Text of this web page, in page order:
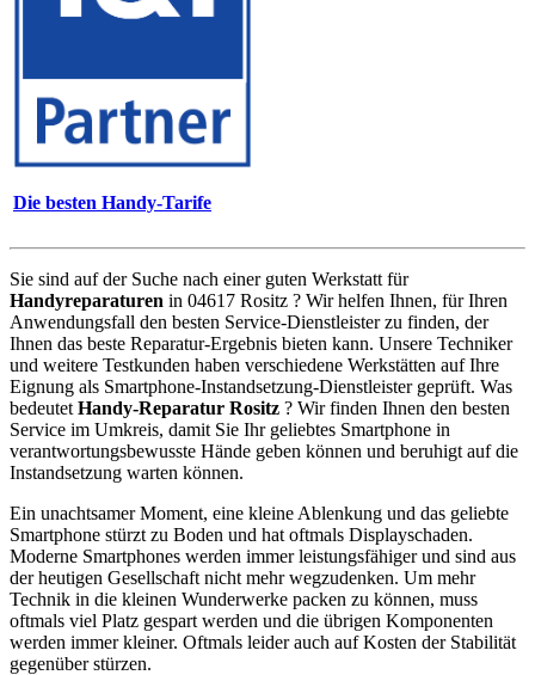
Die besten Handy-Tarife
Sie sind auf der Suche nach einer guten Werkstatt für
Handyreparaturen in 04617 Rositz ? Wir helfen Ihnen, für Ihren
Anwendungsfall den besten Service-Dienstleister zu finden, der
Ihnen das beste Reparatur-Ergebnis bieten kann. Unsere Techniker
und weitere Testkunden haben verschiedene Werkstätten auf Ihre
Eignung als Smartphone-Instandsetzung-Dienstleister geprüft. Was
bedeutet Handy-Reparatur Rositz ? Wir finden Ihnen den besten
Service im Umkreis, damit Sie Ihr geliebtes Smartphone in
verantwortungsbewusste Hände geben können und beruhigt auf die
Instandsetzung warten können.
Ein unachtsamer Moment, eine kleine Ablenkung und das geliebte
Smartphone stürzt zu Boden und hat oftmals Displayschaden.
Moderne Smartphones werden immer leistungsfähiger und sind aus
der heutigen Gesellschaft nicht mehr wegzudenken. Um mehr
Technik in die kleinen Wunderwerke packen zu können, muss
oftmals viel Platz gespart werden und die übrigen Komponenten
werden immer kleiner. Oftmals leider auch auf Kosten der Stabilität
gegenüber stürzen.